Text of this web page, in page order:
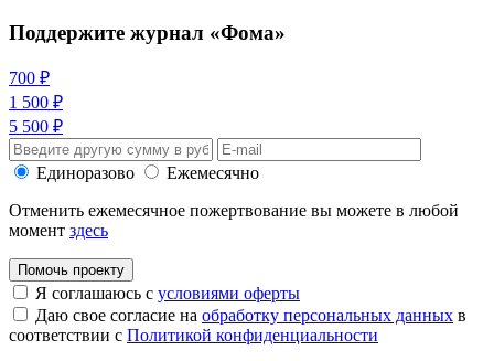
Поддержите журнал «Фома»
700 ₽
1 500 ₽
5 500 ₽
Единоразово
Ежемесячно
Отменить ежемесячное пожертвование вы можете в любой
момент здесь
Помочь проекту
Я соглашаюсь с условиями оферты
Даю свое согласие на обработку персональных данных в
соответствии с Политикой конфиденциальности